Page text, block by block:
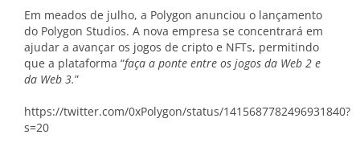
Em meados de julho, a Polygon anunciou o lançamento
do Polygon Studios. A nova empresa se concentrará em
ajudar a avançar os jogos de cripto e NFTs, permitindo
que a plataforma “faça a ponte entre os jogos da Web 2 e
da Web 3.”
https://twitter.com/0xPolygon/status/1415687782496931840?
s=20